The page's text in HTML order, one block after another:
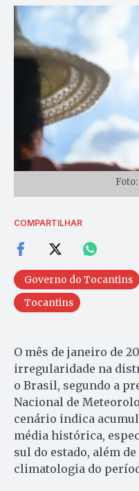
COMPARTILHAR
Governo do Tocantins
Tocantins
O mês de janeiro de
irregularidade na
o Brasil, segundo a
Nacional de
cenário indica
média histórica,
sul do estado, além
climatologia do